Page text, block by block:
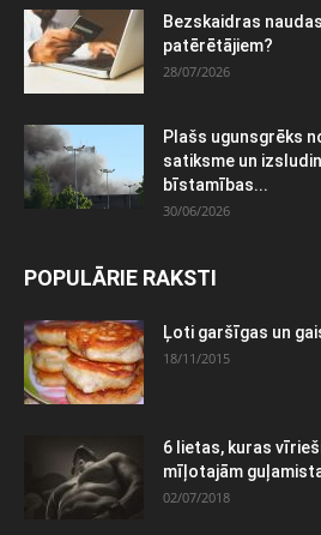
Bezskaidras
patērētājiem?
28/07/2026
Plašs ugunsgrēks
satiksme un
bīstamības...
30/06/2026
POPULĀRIE RAKSTI
Ļoti garšīgas un
18/11/2015
6 lietas, kuras
mīļotajām
02/07/2018